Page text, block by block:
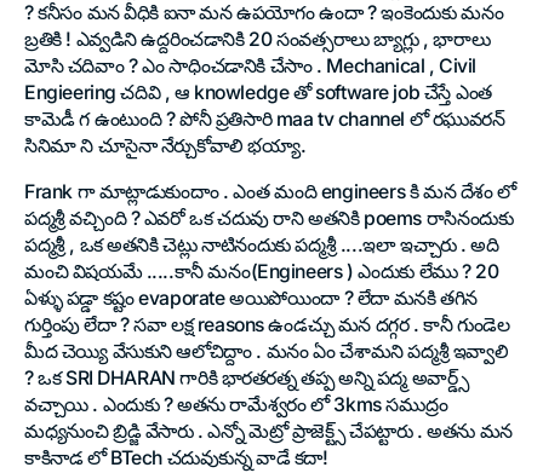
? కనీసం మన వీధికి ఐనా మన ఉపయోగం ఉందా ? ఇంకెందుకు మనం
బ్రతికి ! ఎవ్వడిని ఉద్దరించడానికి 20 సంవత్సరాలు బ్యాగ్లు , భారాలు
మోసి చదివాం ? ఎం సాధించడానికి చేసాం . Mechanical , Civil
Engieering చదివి , ఆ knowledge తో software job చేస్తే ఎంత
కామెడీ గ ఉంటుంది ? పోనీ ప్రతిసారి maa tv channel లో రఘువరన్
సినిమా ని చూసైనా నేర్చుకోవాలి భయ్యా.
Frank గా మాట్లాడుకుందాం . ఎంత మంది engineers కి మన దేశం లో
పద్మశ్రీ వచ్చింది ? ఎవరో ఒక చదువు రాని అతనికి poems రాసినందుకు
పద్మశ్రీ , ఒక అతనికి చెట్లు నాటినందుకు పద్మశ్రీ ....ఇలా ఇచ్చారు . అది
మంచి విషయమే .....కానీ మనం(Engineers ) ఎందుకు లేము ? 20
ఏళ్ళు పడ్డా కష్టం evaporate అయిపోయిందా ? లేదా మనకి తగిన
గుర్తింపు లేదా ? సవా లక్ష reasons ఉండచ్చు మన దగ్గర . కానీ గుండెల
మీద చెయ్యి వేసుకుని ఆలోచిద్దాం . మనం ఏం చేశామని పద్మశ్రీ ఇవ్వాలి
? ఒక SRI DHARAN గారికి భారతరత్న తప్ప అన్ని పద్మ అవార్డ్స్
వచ్చాయి . ఎందుకు ? అతను రామేశ్వరం లో 3kms సముద్రం
మధ్యనుంచి బ్రిడ్జి వేసారు . ఎన్నో మెట్రో ప్రాజెక్ట్స్ చేపట్టారు . అతను మన
కాకినాడ లో BTech చదువుకున్న వాడే కదా!